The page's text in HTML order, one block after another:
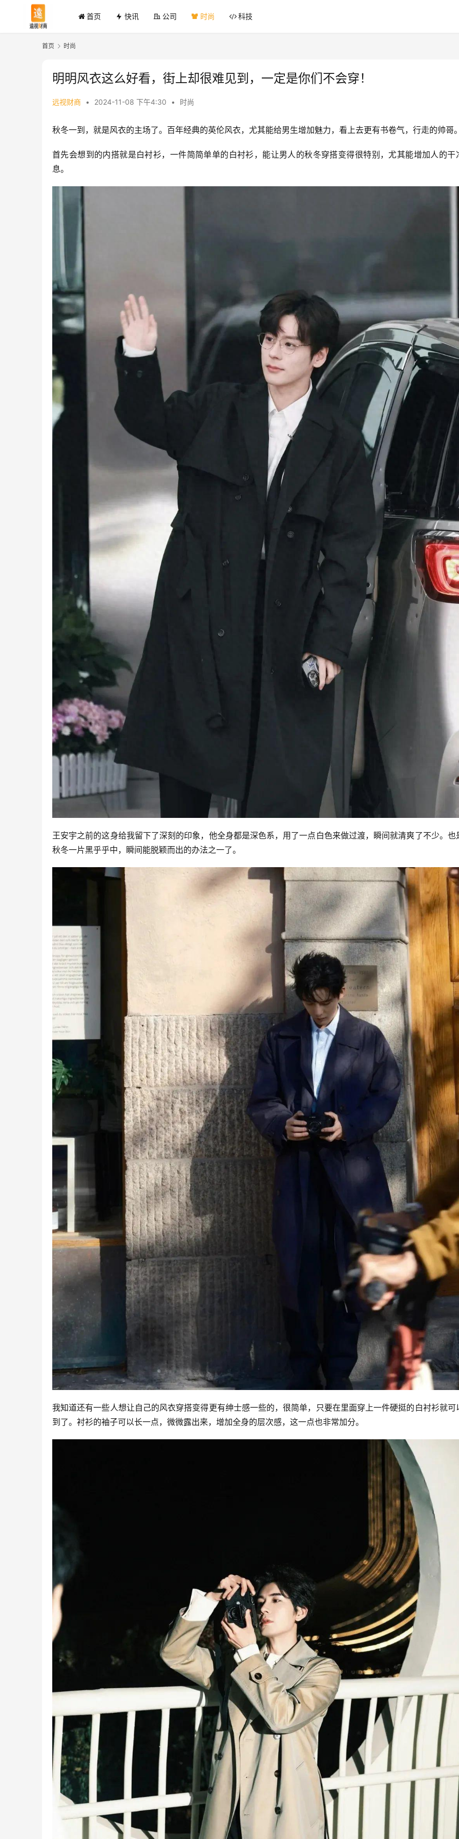
首页 快讯 公司 时尚 科技
首页 时尚
明明风衣这么好看，街上却很难见到，一定是你们不会穿！
远视财商 • 2024-11-08 下午4:30 • 时尚
秋冬一到，就是风衣的主场了。百年经典的英伦风衣，尤其能给男生增加魅力，看上去更有书卷气，行走的帅哥
首先会想到的内搭就是白衬衫，一件简简单单的白衬衫，能让男人的秋冬穿搭变得很特别，尤其能增加人的干
息。
王安宇之前的这身给我留下了深刻的印象，他全身都是深色系，用了一点白色来做过渡，瞬间就清爽了不少。也
秋冬一片黑乎乎中，瞬间能脱颖而出的办法之一了。
我知道还有一些人想让自己的风衣穿搭变得更有绅士感一些的，很简单，只要在里面穿上一件硬挺的白衬衫就可
到了。衬衫的袖子可以长一点，微微露出来，增加全身的层次感，这一点也非常加分。